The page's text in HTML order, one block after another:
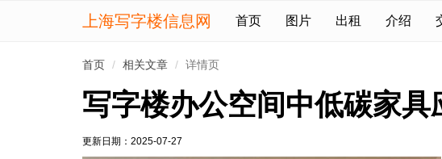
上海写字楼信息网 首页 图片 出租 介绍
首页 相关文章 详情页
写字楼办公空间中低碳家
更新日期： 2025-07-27